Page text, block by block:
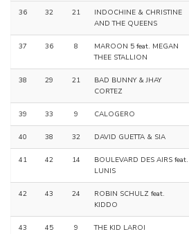
36 32 21
INDOCHINE & CHRISTINE
AND THE QUEENS
37 36 8
MAROON 5 feat. MEGAN
THEE STALLION
38 29 21
BAD BUNNY & JHAY
CORTEZ
39 33 9 CALOGERO
40 38 32 DAVID GUETTA & SIA
41 42 14
BOULEVARD DES AIRS feat.
LUNIS
42 43 24
ROBIN SCHULZ feat.
KIDDO
43 45 9 THE KID LAROI